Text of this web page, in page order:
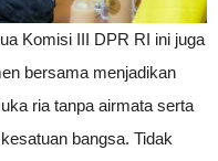
Komisi III DPR RI ini juga
bersama menjadikan
ria tanpa airmata serta
bangsa. Tidak